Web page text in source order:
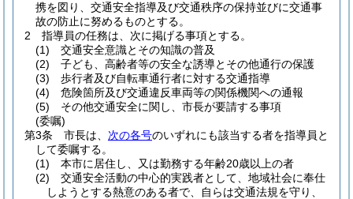
携を図り、交通安全指導及び交通秩序の保持並びに交通事
故の防止に努めるものとする。
2
指導員の任務は、次に掲げる事項とする。
(1)
交通安全意識とその知識の普及
(2)
子ども、高齢者等の安全な誘導とその他通行の保護
(3)
歩行者及び自転車通行者に対する交通指導
(4)
危険箇所及び交通違反車両等の関係機関への通報
(5)
その他交通安全に関し、市長が要請する事項
(委嘱)
第3条
市長は、 次の各号のいずれにも該当する者を指導員と
して委嘱する。
(1)
本市に居住し、又は勤務する年齢20歳以上の者
(2)
交通安全活動の中心的実践者として、地域社会に奉仕
しようとする熱意のある者で、自らは交通法規を守り、